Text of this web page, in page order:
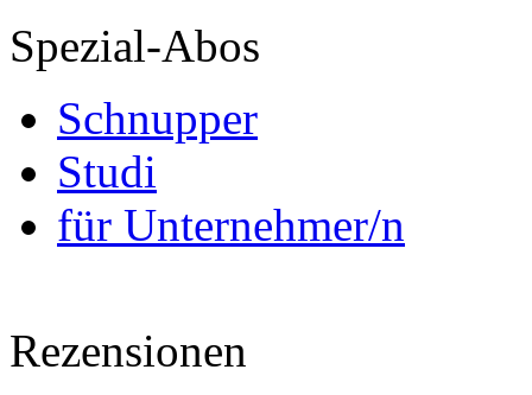
Spezial-Abos
Schnupper
Studi
für Unternehmer/n
Rezensionen